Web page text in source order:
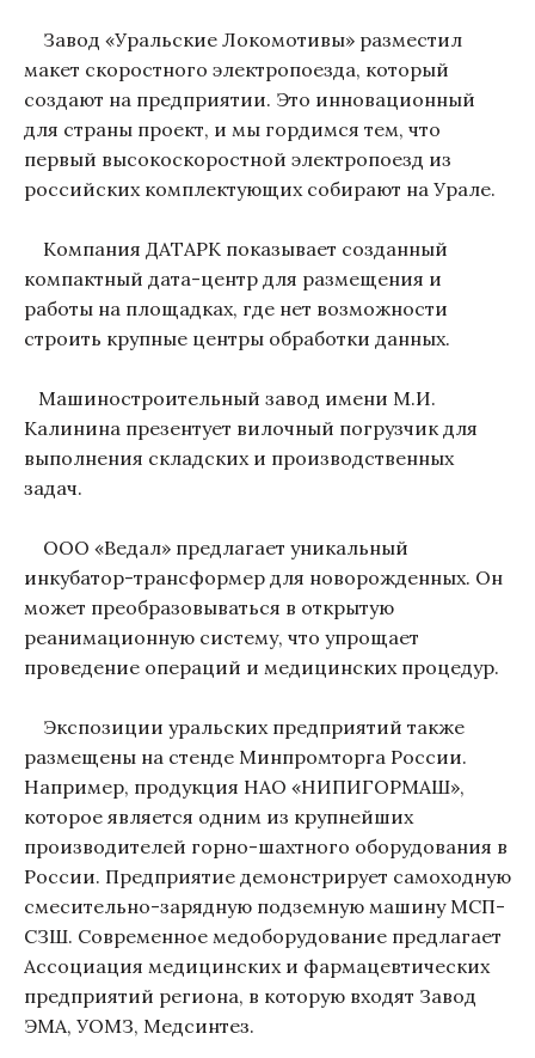
Завод «Уральские Локомотивы» разместил
макет скоростного электропоезда, который
создают на предприятии. Это инновационный
для страны проект, и мы гордимся тем, что
первый высокоскоростной электропоезд из
российских комплектующих собирают на Урале.
Компания ДАТАРК показывает созданный
компактный дата-центр для размещения и
работы на площадках, где нет возможности
строить крупные центры обработки данных.
Машиностроительный завод имени М.И.
Калинина презентует вилочный погрузчик для
выполнения складских и производственных
задач.
ООО «Ведал» предлагает уникальный
инкубатор-трансформер для новорожденных. Он
может преобразовываться в открытую
реанимационную систему, что упрощает
проведение операций и медицинских процедур.
Экспозиции уральских предприятий также
размещены на стенде Минпромторга России.
Например, продукция НАО «НИПИГОРМАШ»,
которое является одним из крупнейших
производителей горно-шахтного оборудования в
России. Предприятие демонстрирует самоходную
смесительно-зарядную подземную машину МСП-
СЗШ. Современное медоборудование предлагает
Ассоциация медицинских и фармацевтических
предприятий региона, в которую входят Завод
ЭМА, УОМЗ, Медсинтез.